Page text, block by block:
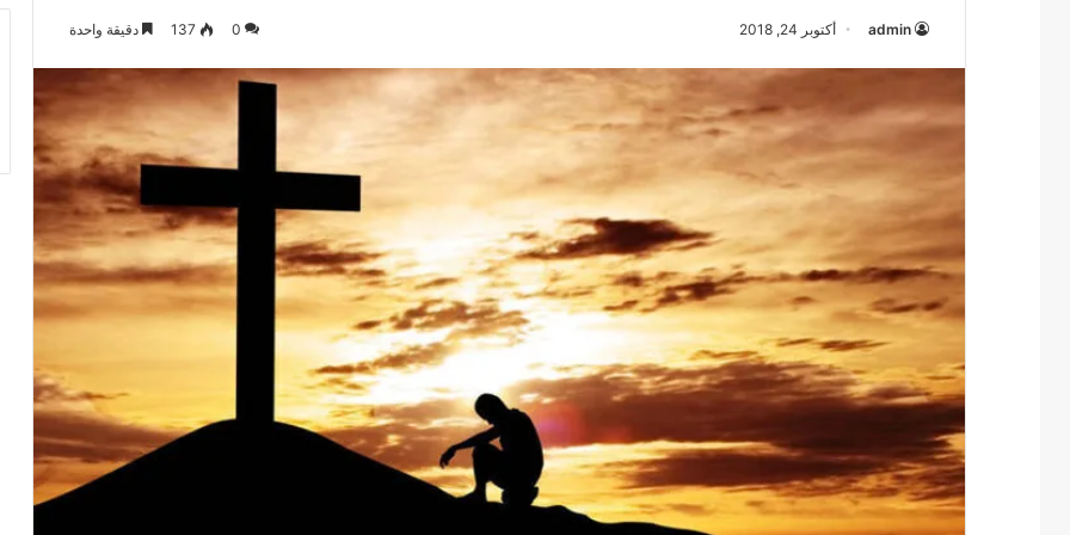
admin أكتوبر 24, 2018 0
137 دقيقة واحدة